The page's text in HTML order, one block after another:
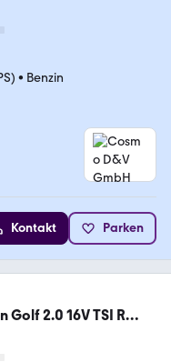
• Benzin
Kontakt Parken
Golf 2.0 16V TSI R